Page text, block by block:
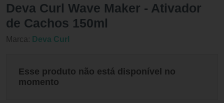
Deva Curl Wave Maker - Ativador
de Cachos 150ml
Marca: Deva Curl
Esse produto não está disponível no
momento